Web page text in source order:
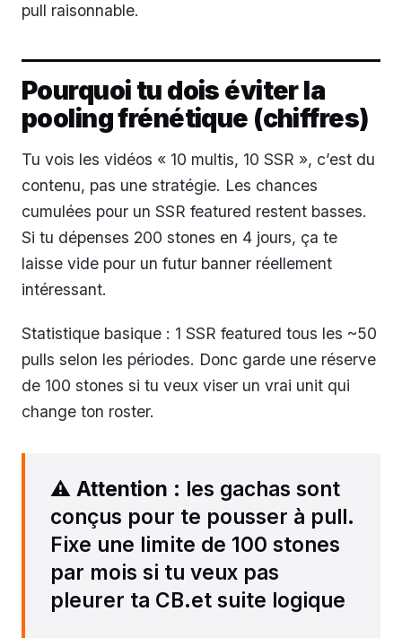
pull raisonnable.
Pourquoi tu dois éviter la
pooling frénétique (chiffres)
Tu vois les vidéos « 10 multis, 10 SSR », c’est du
contenu, pas une stratégie. Les chances
cumulées pour un SSR featured restent basses.
Si tu dépenses 200 stones en 4 jours, ça te
laisse vide pour un futur banner réellement
intéressant.
Statistique basique : 1 SSR featured tous les ~50
pulls selon les périodes. Donc garde une réserve
de 100 stones si tu veux viser un vrai unit qui
change ton roster.
⚠️ Attention : les gachas sont
conçus pour te pousser à pull.
Fixe une limite de 100 stones
par mois si tu veux pas
pleurer ta CB.et suite logique